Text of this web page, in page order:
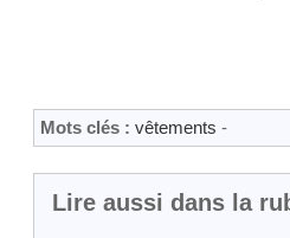
Mots clés : vêtements -
Lire aussi dans la